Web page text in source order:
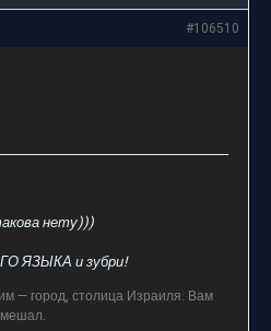
#106510
нету)))
ЯЗЫКА и зубри!
— город, столица Израиля. Вам